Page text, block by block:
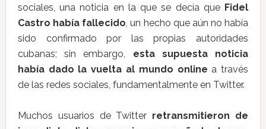
sociales, una noticia en la que se decía que Fidel
Castro había fallecido, un hecho que aún no había
sido confirmado por las propias autoridades
cubanas; sin embargo, esta supuesta noticia
había dado la vuelta al mundo online a través
de las redes sociales, fundamentalmente en Twitter.
Muchos usuarios de Twitter retransmitieron de